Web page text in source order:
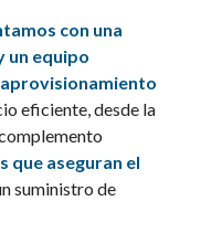
con una
un equipo
eficiente, desde la
que aseguran el
suministro de